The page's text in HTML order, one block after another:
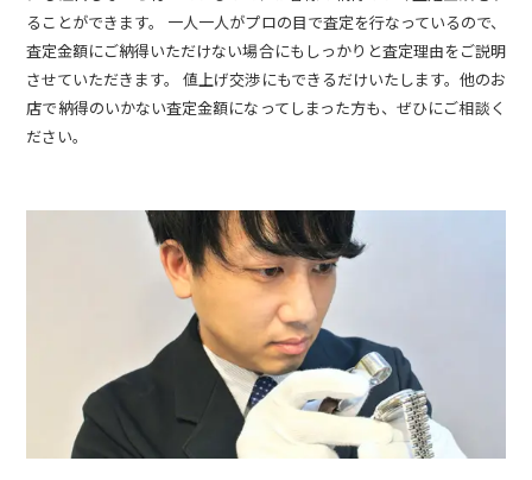
ることができます。 一人一人がプロの目で査定を行なっているので、
査定金額にご納得いただけない場合にもしっかりと査定理由をご説明
させていただきます。 値上げ交渉にもできるだけいたします。他のお
店で納得のいかない査定金額になってしまった方も、ぜひにご相談く
ださい。